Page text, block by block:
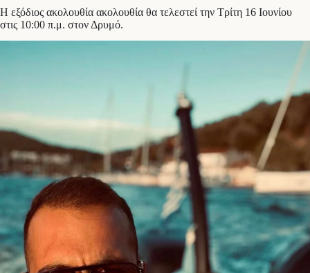
Η εξόδιος ακολουθία ακολουθία θα τελεστεί την Τρίτη 16 Ιουνίου
στις 10:00 π.μ. στον Δρυμό.